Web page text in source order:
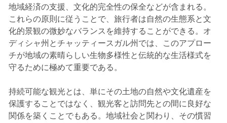
地域経済の支援、文化的完全性の保全などが含まれる。
これらの原則に従うことで、旅行者は自然の生態系と文
化的景観の微妙なバランスを維持することができる。オ
ディシャ州とチャッティースガル州では、このアプロー
チが地域の素晴らしい生物多様性と伝統的な生活様式を
守るために極めて重要である。
持続可能な観光とは、単にその土地の自然や文化遺産を
保護することではなく、観光客と訪問先との間に良好な
関係を築くことでもある。地域社会と関わり、その慣習